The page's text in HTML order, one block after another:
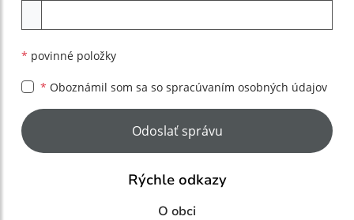
* povinné položky
* Oboznámil som sa so spracúvaním osobných údajov
Google reCaptcha Response
Odoslať správu
Rýchle odkazy
O obci